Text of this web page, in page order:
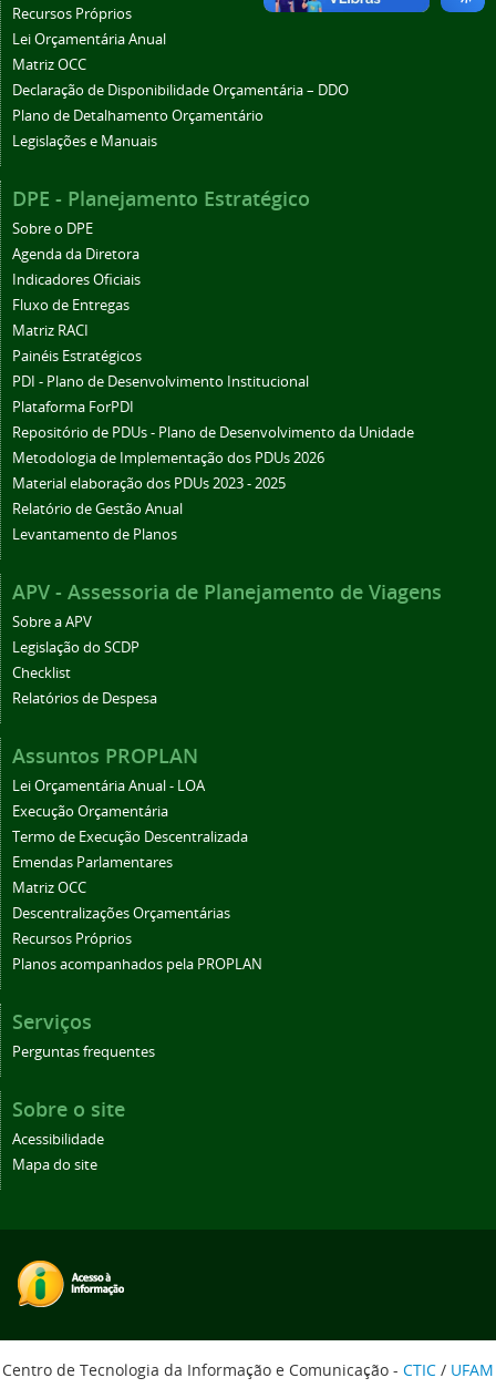
Recursos Próprios
Lei Orçamentária Anual
Matriz OCC
Declaração de Disponibilidade Orçamentária – DDO
Plano de Detalhamento Orçamentário
Legislações e Manuais
DPE - Planejamento Estratégico
Sobre o DPE
Agenda da Diretora
Indicadores Oficiais
Fluxo de Entregas
Matriz RACI
Painéis Estratégicos
PDI - Plano de Desenvolvimento Institucional
Plataforma ForPDI
Repositório de PDUs - Plano de Desenvolvimento da Unidade
Metodologia de Implementação dos PDUs 2026
Material elaboração dos PDUs 2023 - 2025
Relatório de Gestão Anual
Levantamento de Planos
APV - Assessoria de Planejamento de Viagens
Sobre a APV
Legislação do SCDP
Checklist
Relatórios de Despesa
Assuntos PROPLAN
Lei Orçamentária Anual - LOA
Execução Orçamentária
Termo de Execução Descentralizada
Emendas Parlamentares
Matriz OCC
Descentralizações Orçamentárias
Recursos Próprios
Planos acompanhados pela PROPLAN
Serviços
Perguntas frequentes
Sobre o site
Acessibilidade
Mapa do site
Centro de Tecnologia da Informação e Comunicação - CTIC / UFAM